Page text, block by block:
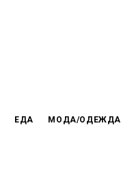
ЕДА МОДА/ОДЕЖДА